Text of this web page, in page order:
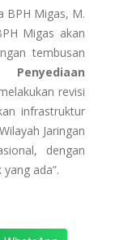
BPH Migas, M.
Migas akan
tembusan
revisi
infrastruktur
Jaringan
dengan
ada”.